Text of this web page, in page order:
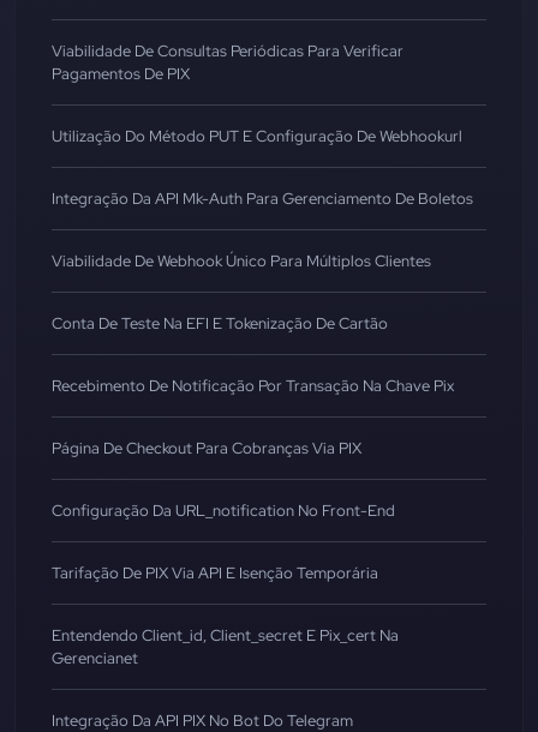
Viabilidade De Consultas Periódicas Para Verificar
Pagamentos De PIX
Utilização Do Método PUT E Configuração De Webhookurl
Integração Da API Mk-Auth Para Gerenciamento De Boletos
Viabilidade De Webhook Único Para Múltiplos Clientes
Conta De Teste Na EFI E Tokenização De Cartão
Recebimento De Notificação Por Transação Na Chave Pix
Página De Checkout Para Cobranças Via PIX
Configuração Da URL_notification No Front-End
Tarifação De PIX Via API E Isenção Temporária
Entendendo Client_id, Client_secret E Pix_cert Na
Gerencianet
Integração Da API PIX No Bot Do Telegram